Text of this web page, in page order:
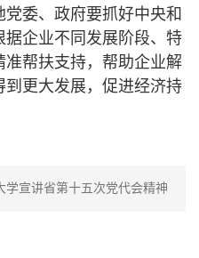
委、政府要抓好中央和
企业不同发展阶段、特
帮扶支持，帮助企业解
更大发展，促进经济持
学宣讲省第十五次党代会精神